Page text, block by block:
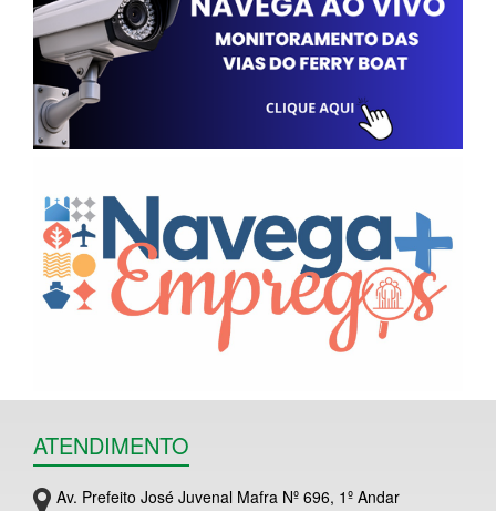
ATENDIMENTO
Av. Prefeito José Juvenal Mafra Nº 696, 1º Andar